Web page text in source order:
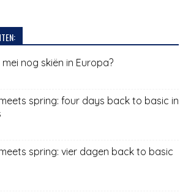
nog skiën in Europa?
spring: four days back to basic in
spring: vier dagen back to basic